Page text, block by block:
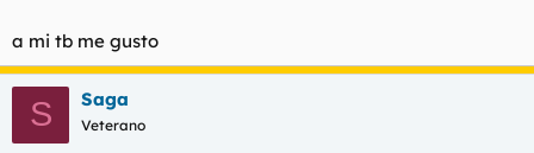
a mi tb me gusto
S Saga
Veterano